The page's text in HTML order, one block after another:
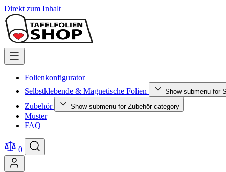
Direkt zum Inhalt
Folienkonfigurator
Selbstklebende & Magnetische Folien
Show submenu for
Zubehör Show submenu for Zubehör category
Muster
FAQ
0